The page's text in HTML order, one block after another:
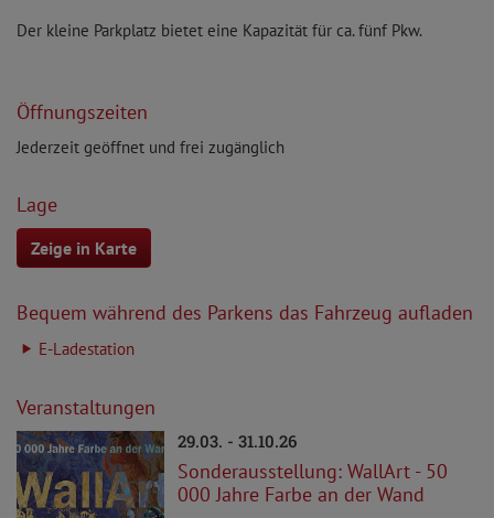
Der kleine Parkplatz bietet eine Kapazität für ca. fünf Pkw.
Öffnungszeiten
Jederzeit geöffnet und frei zugänglich
Lage
Zeige in Karte
Bequem während des Parkens das Fahrzeug aufladen
E-Ladestation
Veranstaltungen
29.03. - 31.10.26
Sonderausstellung: WallArt - 50
000 Jahre Farbe an der Wand